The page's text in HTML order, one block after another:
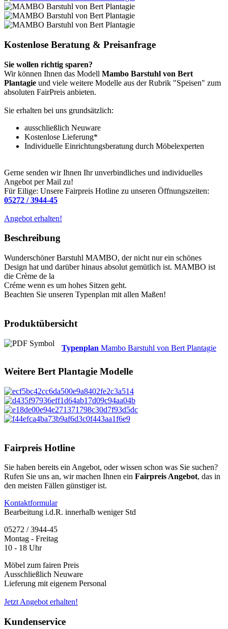
Kostenlose Beratung & Preisanfrage
Sie wollen richtig sparen?
Wir können Ihnen das Modell Mambo Barstuhl von Bert
Plantagie und viele weitere Modelle aus der Rubrik "Speisen" zum
absoluten FairPreis anbieten.
Sie erhalten bei uns grundsätzlich:
ausschließlich Neuware
Kostenlose Lieferung*
Individuelle Einrichtungsberatung durch Möbelexperten
Gerne senden wir Ihnen Ihr unverbindliches und individuelles
Angebot per Mail zu!
Für Eilige: Unsere Fairpreis Hotline zu unseren Öffnungszeiten:
05272 / 3944-45
Angebot erhalten!
Beschreibung
Wunderschöner Barstuhl MAMBO, der nicht nur ein schönes
Design hat und darüber hinaus absolut gemütlich ist. MAMBO ist
die Crème de la
Créme wenn es um hohes Sitzen geht.
Beachten Sie unseren Typenplan mit allen Maßen!
Produktübersicht
Typenplan Mambo Barstuhl von Bert Plantagie
Weitere Bert Plantagie Modelle
Fairpreis Hotline
Sie haben bereits ein Angebot, oder wissen schon was Sie suchen?
Rufen Sie uns an, wir machen Ihnen ein Fairpreis Angebot, das in
den meisten Fällen günstiger ist.
Kontaktformular
Bearbeitung i.d.R. innerhalb weniger Std
05272 / 3944-45
Montag - Freitag
10 - 18 Uhr
Möbel zum fairen Preis
Ausschließlich Neuware
Lieferung mit eigenem Personal
Jetzt Angebot erhalten!
Kundenservice